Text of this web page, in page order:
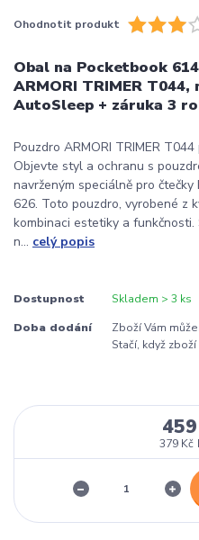
Ohodnotit produkt
Obal na Pocketbook
ARMORI TRIMER
AutoSleep + záruka 3
Pouzdro ARMORI TRIMER
Objevte styl a ochranu s
navrženým speciálně pro
626. Toto pouzdro, vyrobené z
kombinaci estetiky a
n... celý popis
Dostupnost Skladem > 3 ks
Doba dodání
Zboží Vám
Stačí, když
379 Kč